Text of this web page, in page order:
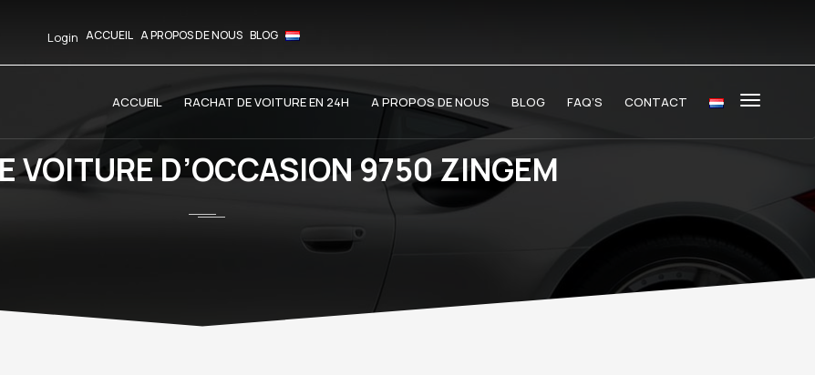
Login ACCUEIL A PROPOS DE NOUS BLOG
ACCUEIL RACHAT DE VOITURE EN 24H A PROPOS DE NOUS BLOG FAQ’S CONTACT
VOITURE D’OCCASION 9750 ZINGEM